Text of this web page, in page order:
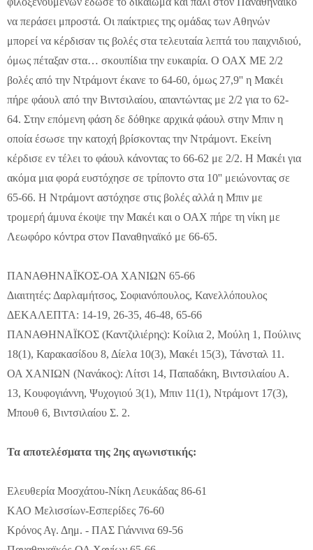
να περάσει μπροστά. Οι παίκτριες της ομάδας των Αθηνών
μπορεί να κέρδισαν τις βολές στα τελευταία λεπτά του παιχνιδιού,
όμως πέταξαν στα… σκουπίδια την ευκαιρία. Ο ΟΑΧ ΜΕ 2/2
βολές από την Ντράμοντ έκανε το 64-60, όμως 27,9'' η Μακέι
πήρε φάουλ από την Βιντσιλαίου, απαντώντας με 2/2 για το 62-
64. Στην επόμενη φάση δε δόθηκε αρχικά φάουλ στην Μπιν η
οποία έσωσε την κατοχή βρίσκοντας την Ντράμοντ. Εκείνη
κέρδισε εν τέλει το φάουλ κάνοντας το 66-62 με 2/2. Η Μακέι για
ακόμα μια φορά ευστόχησε σε τρίποντο στα 10'' μειώνοντας σε
65-66. Η Ντράμοντ αστόχησε στις βολές αλλά η Μπιν με
τρομερή άμυνα έκοψε την Μακέι και ο ΟΑΧ πήρε τη νίκη με
Λεωφόρο κόντρα στον Παναθηναϊκό με 66-65.
ΠΑΝΑΘΗΝΑΪΚΟΣ-ΟΑ ΧΑΝΙΩΝ 65-66
Διαιτητές: Δαρλαμήτσος, Σοφιανόπουλος, Κανελλόπουλος
ΔΕΚΑΛΕΠΤΑ: 14-19, 26-35, 46-48, 65-66
ΠΑΝΑΘΗΝΑΪΚΟΣ (Καντζιλιέρης): Κοίλια 2, Μούλη 1, Πούλινς
18(1), Καρακασίδου 8, Δίελα 10(3), Μακέι 15(3), Τάνσταλ 11.
ΟΑ ΧΑΝΙΩΝ (Νανάκος): Λίτσι 14, Παπαδάκη, Βιντσιλαίου Α.
13, Κουφογιάννη, Ψυχογιού 3(1), Μπιν 11(1), Ντράμοντ 17(3),
Μπουθ 6, Βιντσιλαίου Σ. 2.
Τα αποτελέσματα της 2ης αγωνιστικής:
Ελευθερία Μοσχάτου-Νίκη Λευκάδας 86-61
ΚΑΟ Μελισσίων-Εσπερίδες 76-60
Κρόνος Αγ. Δημ. - ΠΑΣ Γιάννινα 69-56